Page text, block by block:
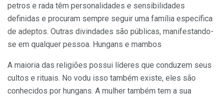
petros e rada têm personalidades e sensibilidades
definidas e procuram sempre seguir uma família específica
de adeptos. Outras divindades são públicas, manifestando-
se em qualquer pessoa. Hungans e mambos
A maioria das religiões possui líderes que conduzem seus
cultos e rituais. No vodu isso também existe, eles são
conhecidos por hungans. A mulher também tem a sua